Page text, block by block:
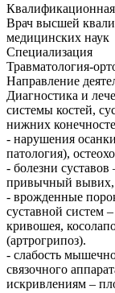
Квалификационная
Врач высшей
медицинских наук
Специализация
Травматология-
Направление
Диагностика и
системы костей,
нижних
- нарушения
патология),
- болезни
привычный вывих,
- врожденные
суставной систем
кривошея,
(артрогрипоз).
- слабость
связочного
искривлениям –